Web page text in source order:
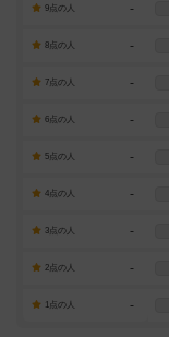
9点の人 -
8点の人 -
7点の人 -
6点の人 -
5点の人 -
4点の人 -
3点の人 -
2点の人 -
1点の人 -